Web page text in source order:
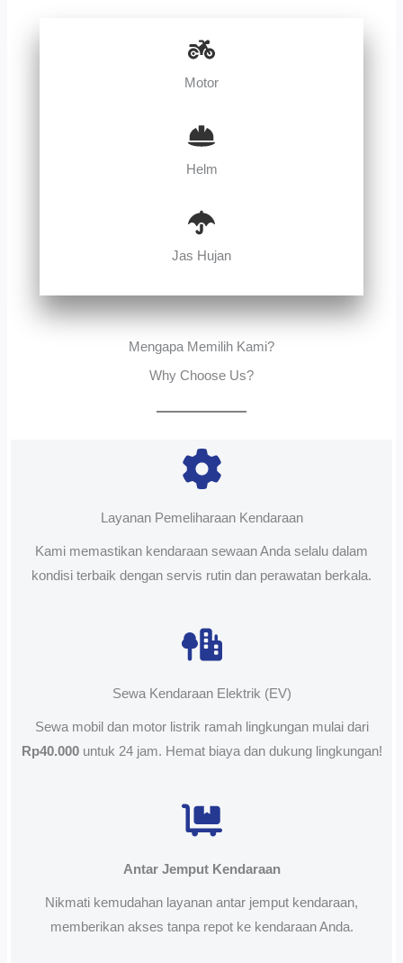
Motor
Helm
Jas Hujan
Mengapa Memilih Kami?
Why Choose Us?
Layanan Pemeliharaan Kendaraan
Kami memastikan kendaraan sewaan Anda selalu dalam
kondisi terbaik dengan servis rutin dan perawatan berkala.
Sewa Kendaraan Elektrik (EV)
Sewa mobil dan motor listrik ramah lingkungan mulai dari
Rp40.000untuk 24 jam. Hemat biaya dan dukung lingkungan!
Antar Jemput Kendaraan
Nikmati kemudahan layanan antar jemput kendaraan,
memberikan akses tanpa repot ke kendaraan Anda.